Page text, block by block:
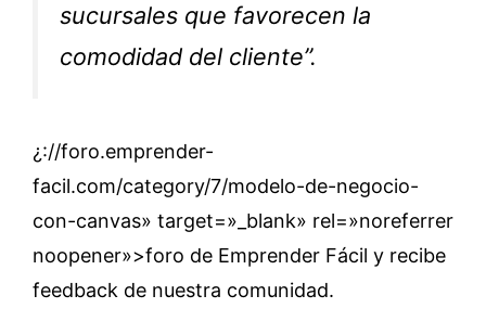
sucursales que favorecen la
comodidad del cliente”.
¿://foro.emprender-
facil.com/category/7/modelo-de-negocio-
con-canvas» target=»_blank» rel=»noreferrer
noopener»>foro de Emprender Fácil y recibe
feedback de nuestra comunidad.